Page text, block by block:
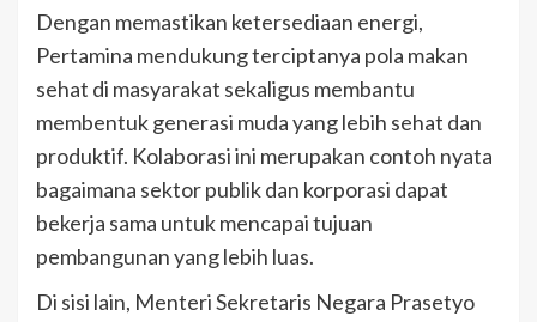
Dengan memastikan ketersediaan energi,
Pertamina mendukung terciptanya pola makan
sehat di masyarakat sekaligus membantu
membentuk generasi muda yang lebih sehat dan
produktif. Kolaborasi ini merupakan contoh nyata
bagaimana sektor publik dan korporasi dapat
bekerja sama untuk mencapai tujuan
pembangunan yang lebih luas.
Di sisi lain, Menteri Sekretaris Negara Prasetyo